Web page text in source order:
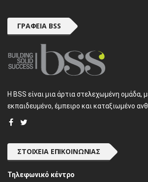
ΓΡΑΦΕΊΑ BSS
H BSS είναι μια άρτια στελεχωμένη ομάδα,
εκπαιδευμένο, έμπειρο και καταξιωμένο
ΣΤΟΙΧΕΊΑ ΕΠΙΚΟΙΝΩΝΊΑΣ
Τηλεφωνικό κέντρο